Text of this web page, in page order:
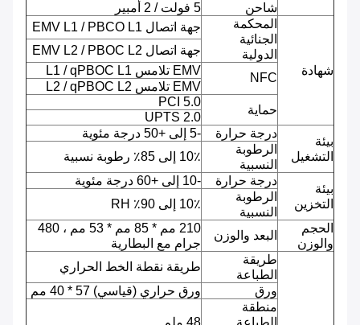
شاحن
5 فولت / 2 أمبير
شهادة
المحكمة
الجنائية
الدولية
جهة اتصال EMV L1 / PBCO L1
جهة اتصال EMV L2 / PBOC L2
NFC
EMV تلامس L1 / qPBOC L1
EMV تلامس L2 / qPBOC L2
حماية
PCI 5.0
UPTS 2.0
بيئة
التشغيل
درجة حرارة
-5 إلى +50 درجة مئوية
الرطوبة
النسبية
10٪ إلى 85٪ رطوبة نسبية
بيئة
التخزين
درجة حرارة
-10 إلى +60 درجة مئوية
الرطوبة
النسبية
10٪ إلى 90٪ RH
الحجم
والوزن
البعد والوزن
210 مم * 85 مم * 53 مم ، 480
جرام مع البطارية
طريقة
الطباعة
طريقة نقطة الخط الحراري
ورق
ورق حراري (قياسي) 57 * 40 مم
منطقة